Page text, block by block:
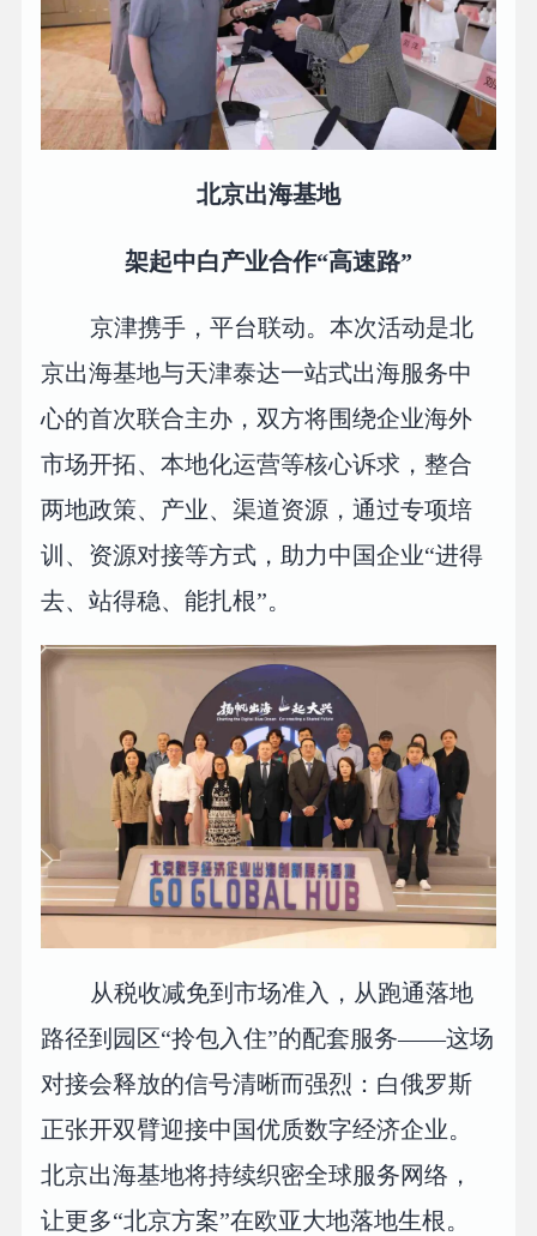
北京出海基地
架起中白产业合作“高速路”
京津携手，平台联动。本次活动是北
京出海基地与天津泰达一站式出海服务中
心的首次联合主办，双方将围绕企业海外
市场开拓、本地化运营等核心诉求，整合
两地政策、产业、渠道资源，通过专项培
训、资源对接等方式，助力中国企业“进得
去、站得稳、能扎根”。
从税收减免到市场准入，从跑通落地
路径到园区“拎包入住”的配套服务——这场
对接会释放的信号清晰而强烈：白俄罗斯
正张开双臂迎接中国优质数字经济企业。
北京出海基地将持续织密全球服务网络，
让更多“北京方案”在欧亚大地落地生根。